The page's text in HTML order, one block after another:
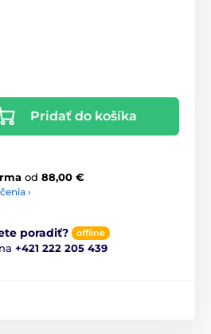
Pridať do košíka
od 88,00 €
›
poradiť? offline
+421 222 205 439